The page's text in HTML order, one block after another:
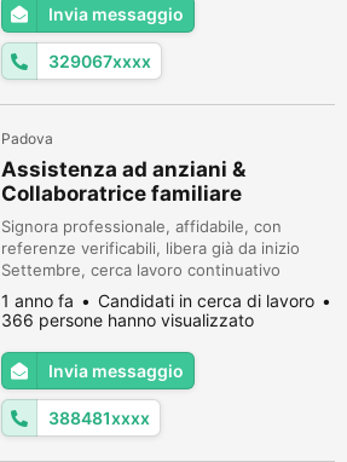
ospedale ,329 067 7239 grazie
Invia messaggio
329067xxxx
Padova
Assistenza ad anziani &
Collaboratrice familiare
Signora professionale, affidabile, con
referenze verificabili, libera già da inizio
Settembre, cerca lavoro continuativo
DIURNO come Assistenza a persone
anziane, igiene personale, preparazione dei
pasti e compagnia, in zona Padova Centro,
Padova Ovest e comuni limitrofi. Decennale
esperienza come badante e assistente
familiare. Offresi massima serietà e dis...
1 anno fa
Candidati in cerca di lavoro
366 persone hanno visualizzato
Invia messaggio
388481xxxx